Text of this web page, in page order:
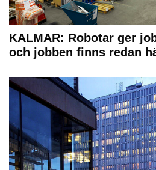
KALMAR: Robotar ger
och jobben finns redan